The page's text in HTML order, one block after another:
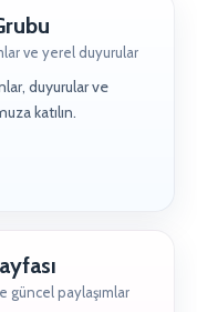
ve yerel duyurular
duyurular ve
katılın.
güncel paylaşımlar